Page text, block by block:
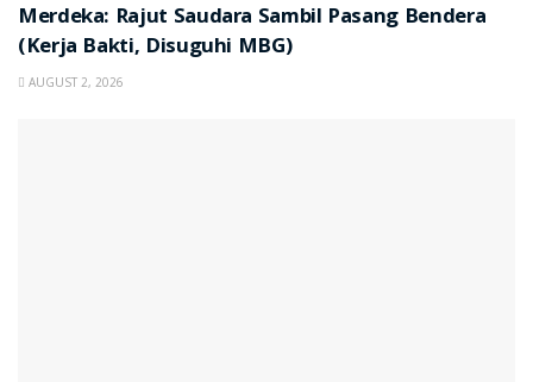
Merdeka: Rajut Saudara Sambil Pasang Bendera
(Kerja Bakti, Disuguhi MBG)
AUGUST 2, 2026